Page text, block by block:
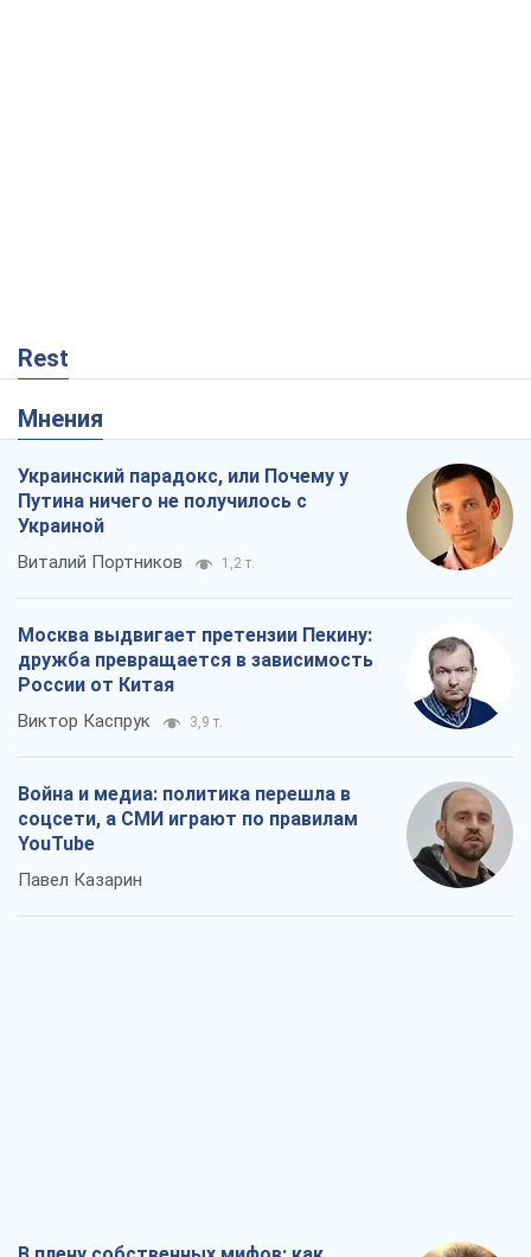
Rest
Мнения
Украинский парадокс, или Почему у
Путина ничего не получилось с
Украиной
Виталий Портников 1,2 т.
Москва выдвигает претензии Пекину:
дружба превращается в зависимость
России от Китая
Виктор Каспрук 3,9 т.
Война и медиа: политика перешла в
соцсети, а СМИ играют по правилам
YouTube
Павел Казарин